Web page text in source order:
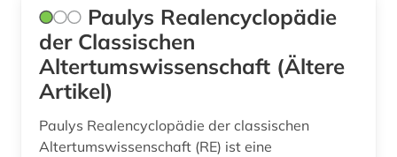
Paulys Realencyclopädie
der Classischen
Altertumswissenschaft (Ältere
Artikel)
Paulys Realencyclopädie der classischen
Altertumswissenschaft (RE) ist eine